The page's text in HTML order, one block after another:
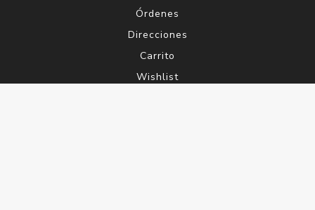
Órdenes
Direcciones
Carrito
Wishlist